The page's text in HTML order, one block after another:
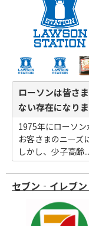
ローソンは皆さ
ない存在になりま
1975年にローソン
お客さまのニーズ
しかし、少子高齢...
セブン‐イレブ